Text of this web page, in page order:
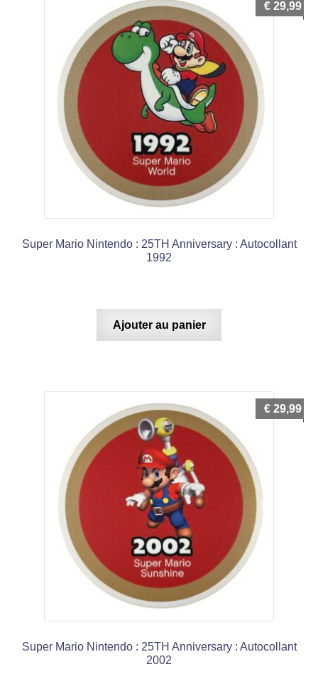
Super Mario Nintendo : 25TH Anniversary : Autocollant
1992
€ 29,99
Ajouter au panier
Super Mario Nintendo : 25TH Anniversary : Autocollant
2002
€ 29,99